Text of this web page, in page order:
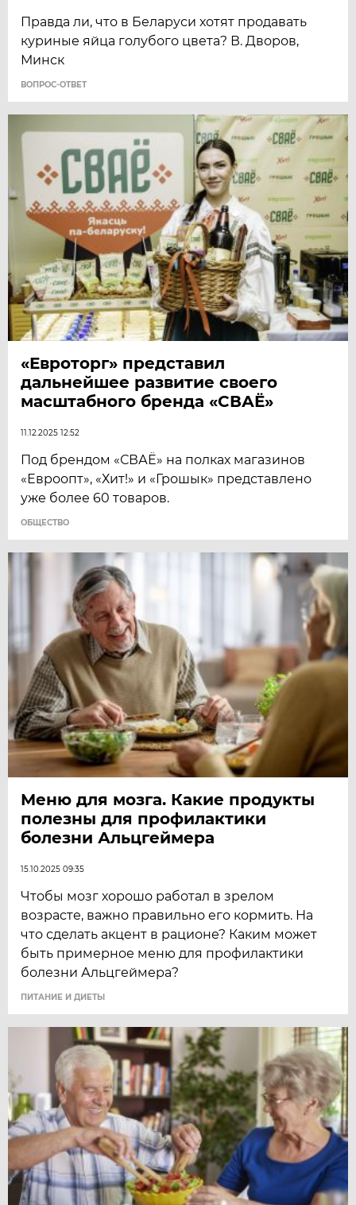
Правда ли, что в Беларуси хотят продавать
куриные яйца голубого цвета? В. Дворов,
Минск
ВОПРОС-ОТВЕТ
«Евроторг» представил
дальнейшее развитие своего
масштабного бренда «СВАЁ»
11.12.2025 12:52
Под брендом «СВАЁ» на полках магазинов
«Евроопт», «Хит!» и «Грошык» представлено
уже более 60 товаров.
ОБЩЕСТВО
Меню для мозга. Какие продукты
полезны для профилактики
болезни Альцгеймера
15.10.2025 09:35
Чтобы мозг хорошо работал в зрелом
возрасте, важно правильно его кормить. На
что сделать акцент в рационе? Каким может
быть примерное меню для профилактики
болезни Альцгеймера?
ПИТАНИЕ И ДИЕТЫ